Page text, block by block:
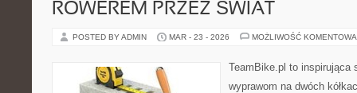
ROWEREM PRZEZ ŚWIAT
POSTED BY ADMIN MAR - 23 - 2026 MOŻLIWOŚĆ
TeamBike.pl to inspirująca
wyprawom na dwóch